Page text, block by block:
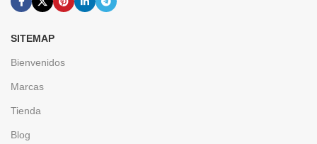
SITEMAP
Bienvenidos
Marcas
Tienda
Blog